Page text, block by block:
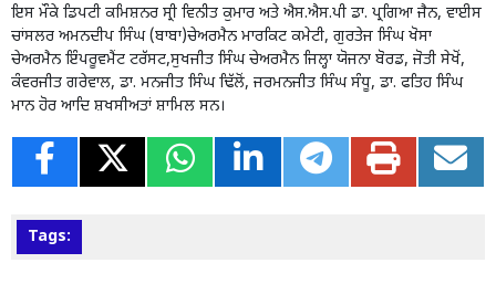
ਇਸ ਮੌਕੇ ਡਿਪਟੀ ਕਮਿਸ਼ਨਰ ਸ੍ਰੀ ਵਿਨੀਤ ਕੁਮਾਰ ਅਤੇ ਐਸ.ਐਸ.ਪੀ ਡਾ. ਪ੍ਰਗਿਆ ਜੈਨ, ਵਾਈਸ
ਚਾਂਸਲਰ ਅਮਨਦੀਪ ਸਿੰਘ (ਬਾਬਾ)ਚੇਅਰਮੈਨ ਮਾਰਕਿਟ ਕਮੇਟੀ, ਗੁਰਤੇਜ ਸਿੰਘ ਖੋਸਾ
ਚੇਅਰਮੈਨ ਇੰਪਰੂਵਮੈਂਟ ਟਰੱਸਟ,ਸੁਖਜੀਤ ਸਿੰਘ ਚੇਅਰਮੈਨ ਜਿਲ੍ਹਾ ਯੋਜਨਾ ਬੋਰਡ, ਜੋਤੀ ਸੇਖੋਂ,
ਕੰਵਰਜੀਤ ਗਰੇਵਾਲ, ਡਾ. ਮਨਜੀਤ ਸਿੰਘ ਢਿੱਲੋਂ, ਜਰਮਨਜੀਤ ਸਿੰਘ ਸੰਧੂ, ਡਾ. ਫਤਿਹ ਸਿੰਘ
ਮਾਨ ਹੋਰ ਆਦਿ ਸ਼ਖਸੀਅਤਾਂ ਸ਼ਾਮਿਲ ਸਨ।
Tags: